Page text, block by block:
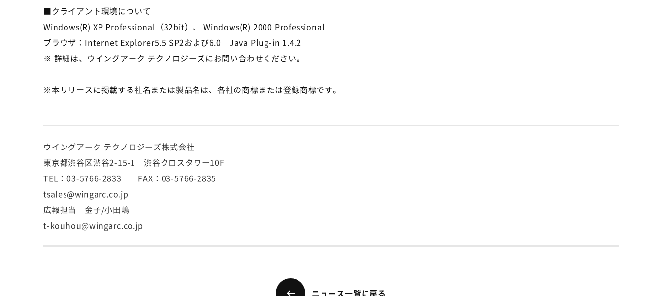
■クライアント環境について
Windows(R) XP Professional（32bit）、 Windows(R) 2000 Professional
ブラウザ：Internet Explorer5.5 SP2および6.0 Java Plug-in 1.4.2
※ 詳細は、ウイングアーク テクノロジーズにお問い合わせください。
※本リリースに掲載する社名または製品名は、各社の商標または登録商標です。
ウイングアーク テクノロジーズ株式会社
東京都渋谷区渋谷2-15-1 渋谷クロスタワー10F
TEL：03-5766-2833 FAX：03-5766-2835
tsales@wingarc.co.jp
広報担当 金子/小田嶋
t-kouhou@wingarc.co.jp
ニュース一覧に戻る